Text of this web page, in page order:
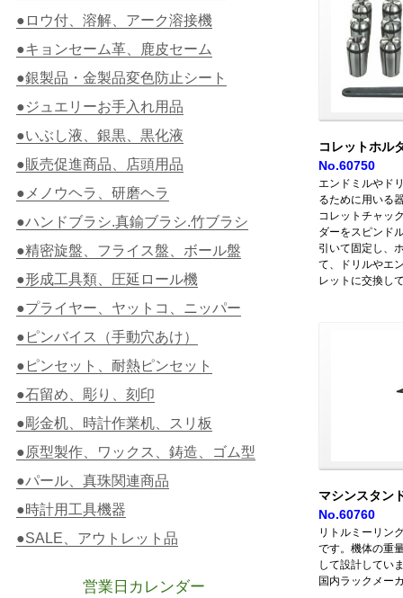
コレットホル
No.60750
エンドミルやド
るために用いる
コレットチャッ
ダーをスピンド
引いて固定し、
て、ドリルやエ
レットに交換し
マシンスタン
No.60760
リトルミーリン
です。機体の重
して設計してい
国内ラックメー
●ロウ付、溶解、アーク溶接機
●キョンセーム革、鹿皮セーム
●銀製品・金製品変色防止シート
●ジュエリーお手入れ用品
●いぶし液、銀黒、黒化液
●販売促進商品、店頭用品
●メノウヘラ、研磨ヘラ
●ハンドブラシ.真鍮ブラシ.竹ブラシ
●精密旋盤、フライス盤、ボール盤
●形成工具類、圧延ロール機
●プライヤー、ヤットコ、ニッパー
●ピンバイス（手動穴あけ）
●ピンセット、耐熱ピンセット
●石留め、彫り、刻印
●彫金机、時計作業机、スリ板
●原型製作、ワックス、鋳造、ゴム型
●パール、真珠関連商品
●時計用工具機器
●SALE、アウトレット品
営業日カレンダー